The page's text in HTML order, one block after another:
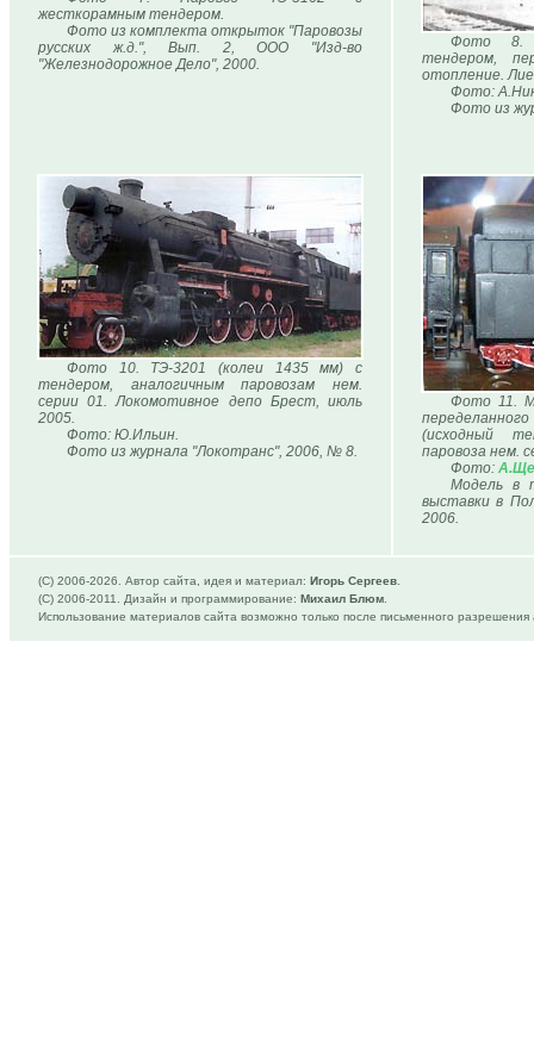
жесткорамным тендером.
Фото из комплекта открыток "Паровозы
русских ж.д.", Вып. 2, ООО "Изд-во
"Железнодорожное Дело", 2000.
Фото 8.
тендером,
отопление.
Фото:
Фото из
Фото 10. ТЭ-3201 (колеи 1435 мм) с
тендером, аналогичным паровозам нем.
серии 01. Локомотивное депо Брест, июль
2005.
Фото: Ю.Ильин.
Фото из журнала "Локотранс", 2006, № 8.
Фото 11.
(исходный
паровоза нем.
Фото:
Модель в
выставки в
2006.
(C) 2006-2026. Автор сайта, идея и материал: Игорь Сергеев
(C) 2006-2011. Дизайн и программирование: Михаил Блюм
Использование материалов сайта возможно только после письменного разрешения